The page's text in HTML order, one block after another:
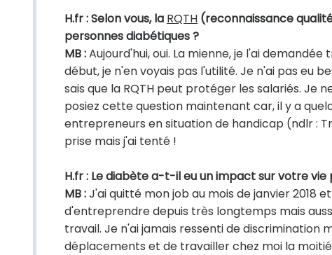
H.fr : Selon vous, la RQTH (reconnaissance
personnes diabétiques ?
MB :Aujourd'hui, oui. La mienne, je l'ai
début, je n'en voyais pas l'utilité. Je n'ai pas eu
sais que la RQTH peut protéger les salariés. Je
posiez cette question maintenant car, il y a
entrepreneurs en situation de handicap (ndlr :
prise mais j'ai tenté !
H.fr : Le diabète a-t-il eu un impact sur votre vie
MB :J'ai quitté mon job au mois de janvier 2018
d'entreprendre depuis très longtemps mais
travail. Je n'ai jamais ressenti de
déplacements et de travailler chez moi la